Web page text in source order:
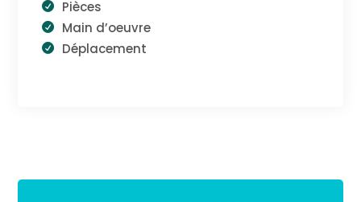
Pièces
Main d’oeuvre
Déplacement